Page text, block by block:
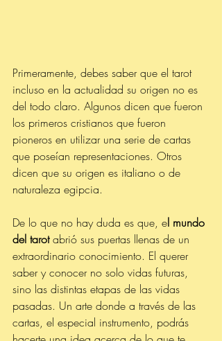
Primeramente, debes saber que el tarot
incluso en la actualidad su origen no es
del todo claro. Algunos dicen que fueron
los primeros cristianos que fueron
pioneros en utilizar una serie de cartas
que poseían representaciones. Otros
dicen que su origen es italiano o de
naturaleza egipcia.
De lo que no hay duda es que, el mundo
del tarot abrió sus puertas llenas de un
extraordinario conocimiento. El querer
saber y conocer no solo vidas futuras,
sino las distintas etapas de las vidas
pasadas. Un arte donde a través de las
cartas, el especial instrumento, podrás